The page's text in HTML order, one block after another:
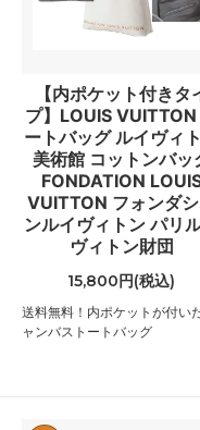
【内ポケット付きタ
プ】LOUIS VUITTON
ートバッグ ルイヴィ
美術館 コットンバッ
FONDATION
VUITTON フォンダ
ンルイヴィトン パリ
ヴィトン財団
15,800円(税込)
送料無料！内ポケットが付い
ャンバストートバッグ